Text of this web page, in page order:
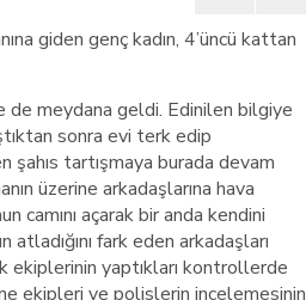
giden genç kadın, 4’üncü kattan
de meydana geldi. Edinilen bilgiye
sonra evi terk edip
şahıs tartışmaya burada devam
üzerine arkadaşlarına hava
camını açarak bir anda kendini
fark eden arkadaşları
ekiplerinin yaptıkları kontrollerde
ekipleri ve polislerin incelemesinin